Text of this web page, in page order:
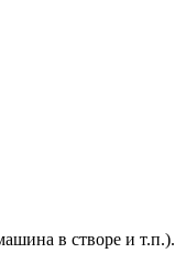
в створе и т.п.).